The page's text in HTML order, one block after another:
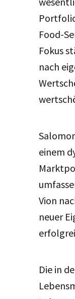
Food-
Fokus
nach
einem
Vion
neuer
Die in